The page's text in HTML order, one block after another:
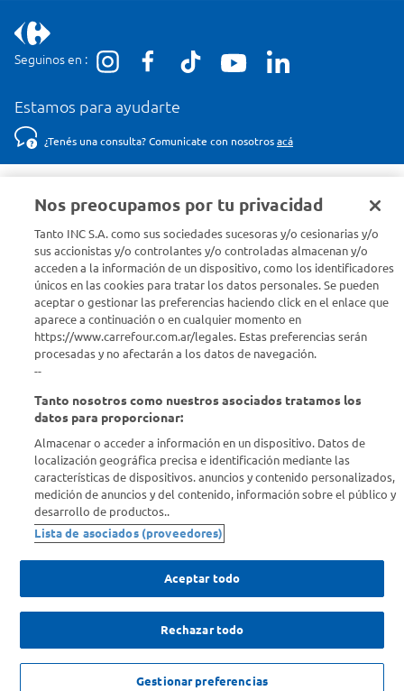
Seguinos en :
Estamos para ayudarte
¿Tenés una consulta? Comunicate con nosotros acá
Conocenos
Info útil
Comprá Online
Dejanos tu mail para recibir todas las ofertas y promociones antes
que nadie.
Provincia
Copyright 2026 ©Carrefour. Todos los derechos reservados |
Nos preocupamos por tu privacidad
Tanto INC S.A. como sus sociedades sucesoras y/o cesionarias y/o
sus accionistas y/o controlantes y/o controladas almacenan y/o
acceden a la información de un dispositivo, como los identificadores
únicos en las cookies para tratar los datos personales. Se pueden
aceptar o gestionar las preferencias haciendo click en el enlace que
aparece a continuación o en cualquier momento en
https://www.carrefour.com.ar/legales. Estas preferencias serán
procesadas y no afectarán a los datos de navegación.
--
Tanto nosotros como nuestros asociados tratamos los
datos para proporcionar:
Almacenar o acceder a información en un dispositivo. Datos de
localización geográfica precisa e identificación mediante las
características de dispositivos. anuncios y contenido personalizados,
medición de anuncios y del contenido, información sobre el público y
desarrollo de productos..
Lista de asociados (proveedores)
Aceptar todo
Rechazar todo
Gestionar preferencias